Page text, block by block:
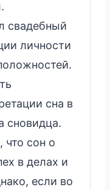
свадебный
личности
сна в
сновидца.
что сон о
в делах и
если во